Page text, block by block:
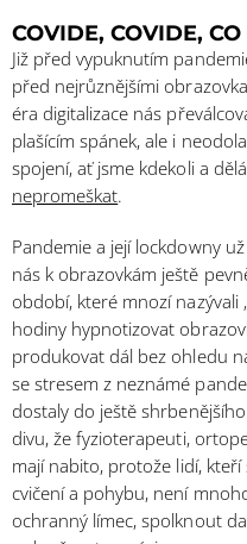
COVIDE, COVIDE,
Již před vypuknutím
před nejrůznějšími
éra digitalizace nás
plašícím spánek, ale i
spojení, ať jsme kdekoli a
nepromeškat.
Pandemie a její lockdowny
nás k obrazovkám ještě
období, které mnozí nazývali
hodiny hypnotizovat
produkovat dál bez ohledu
se stresem z neznámé
dostaly do ještě
divu, že fyzioterapeuti,
mají nabito, protože lidí, kteří
cvičení a pohybu, není
ochranný límec, spolknout